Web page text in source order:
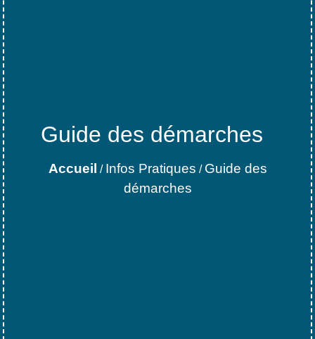
Guide des démarches
Accueil / Infos Pratiques / Guide des
démarches